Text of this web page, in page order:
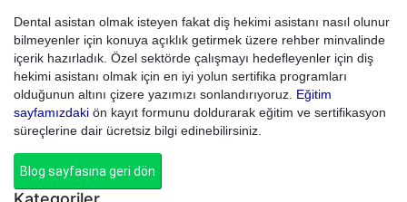
Dental asistan olmak isteyen fakat diş hekimi asistanı nasıl olunur
bilmeyenler için konuya açıklık getirmek üzere rehber minvalinde
içerik hazırladık. Özel sektörde çalışmayı hedefleyenler için diş
hekimi asistanı olmak için en iyi yolun sertifika programları
olduğunun altını çizere yazımızı sonlandırıyoruz. Eğitim
sayfamızdaki ön kayıt formunu doldurarak eğitim ve sertifikasyon
süreçlerine dair ücretsiz bilgi edinebilirsiniz.
Blog sayfasına geri dön